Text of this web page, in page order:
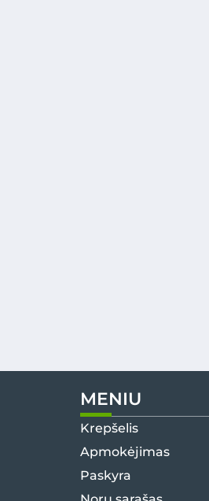
MENIU
Krepšelis
Apmokėjimas
Paskyra